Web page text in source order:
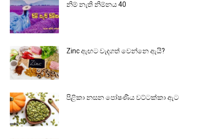
නිම් නැති නිම්නය 40
Zinc ඇඟට වැදගත් වෙන්නෙ ඇයි?
පිළිකා නසන පෝෂණීය වට්ටක්කා ඇට